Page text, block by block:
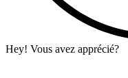
Hey! Vous avez apprécié?